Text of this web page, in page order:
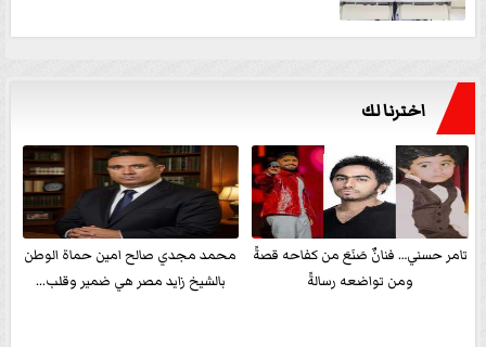
اخترنا لك
تامر حسني… فنانٌ صَنَعَ من كفاحه قصةً
ومن تواضعه رسالةً
محمد مجدي صالح امين حماة الوطن
بالشيخ زايد مصر هي ضمير وقلب...